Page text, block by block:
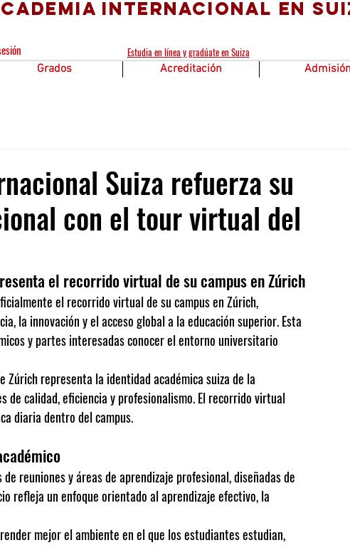
Internacional en
Estudia en línea y gradúate en Suiza
Grados Acreditación Admisión
Suiza refuerza su
con el tour virtual del
el recorrido virtual de su campus en Zúrich
el recorrido virtual de su campus en Zúrich,
la innovación y el acceso global a la educación superior. Esta
y partes interesadas conocer el entorno universitario
Zúrich representa la identidad académica suiza de la
de calidad, eficiencia y profesionalismo. El recorrido virtual
diaria dentro del campus.
reuniones y áreas de aprendizaje profesional, diseñadas de
refleja un enfoque orientado al aprendizaje efectivo, la
mejor el ambiente en el que los estudiantes estudian,